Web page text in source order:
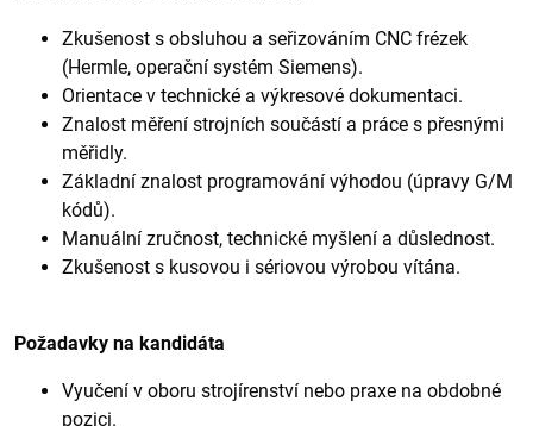
Zkušenost s obsluhou a seřizováním CNC frézek
(Hermle, operační systém Siemens).
Orientace v technické a výkresové dokumentaci.
Znalost měření strojních součástí a práce s přesnými
měřidly.
Základní znalost programování výhodou (úpravy G/M
kódů).
Manuální zručnost, technické myšlení a důslednost.
Zkušenost s kusovou i sériovou výrobou vítána.
Požadavky na kandidáta
Vyučení v oboru strojírenství nebo praxe na obdobné
pozici.